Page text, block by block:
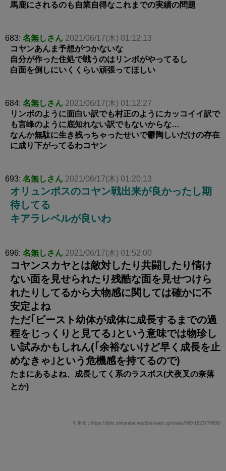
馬鹿にされるのも自業自得なこれまでの実績の問題
683: 名無しさん 2021/06/17(木) 01:12:13
コヤンあんま予想がつかないな
自分が作った住処で戦うのはリンボがやってるし
白面を倒しにいくくらい頑張ってほしい
684: 名無しさん 2021/06/17(木) 01:12:27
リンボのように面白い訳でも村正のようにカッコイイ訳で
も言峰のように底知れない訳でもないからな…
なんか無駄に生き残っちゃったせいで鬱陶しいだけの存在
に成り下がってるわコヤン
693: 名無しさん 2021/06/17(木) 01:20:13
オリュンポスのコヤン戦出来が良かったし期
待してる
キアラレベルが良いわ
696: 名無しさん 2021/06/17(木) 01:52:00
コヤンスカヤとは敵対したり共闘したり情け
ない面を見せられたり残酷な面を見せつけら
れたりしてるから大物感に関しては確かに不
安定よね
ただ｢ビースト幼体が成体に成長するまでの過
程をじっくりと見てる｣という意味では物珍し
い試みかもしれん(｢余裕ないけど早く成長を止
めなきゃ｣という危機感を持てるので)
たまにあるよね、成長してく系のラスボス(犬夜叉の奈落
とか)
引用元：https://jbbs.shitaraba.net/bbs/read.cgi/otaku/995/1623770608/